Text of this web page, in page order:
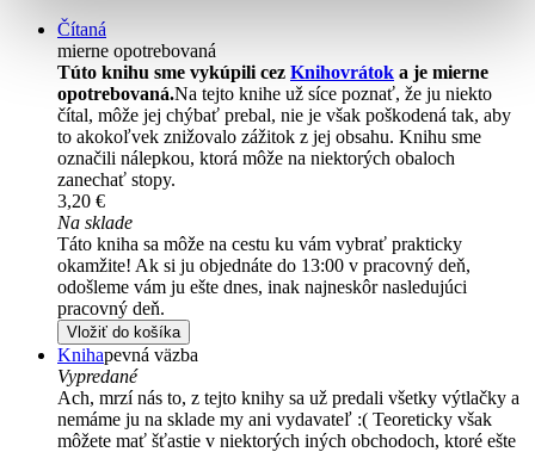
Čítaná
mierne opotrebovaná
Túto knihu sme vykúpili cez Knihovrátok a je mierne
opotrebovaná.Na tejto knihe už síce poznať, že ju niekto
čítal, môže jej chýbať prebal, nie je však poškodená tak, aby
to akokoľvek znižovalo zážitok z jej obsahu. Knihu sme
označili nálepkou, ktorá môže na niektorých obaloch
zanechať stopy.
3,20 €
Na sklade
Táto kniha sa môže na cestu ku vám vybrať prakticky
okamžite! Ak si ju objednáte do 13:00 v pracovný deň,
odošleme vám ju ešte dnes, inak najneskôr nasledujúci
pracovný deň.
Vložiť do košíka
Knihapevná väzba
Vypredané
Ach, mrzí nás to, z tejto knihy sa už predali všetky výtlačky a
nemáme ju na sklade my ani vydavateľ :( Teoreticky však
môžete mať šťastie v niektorých iných obchodoch, ktoré ešte